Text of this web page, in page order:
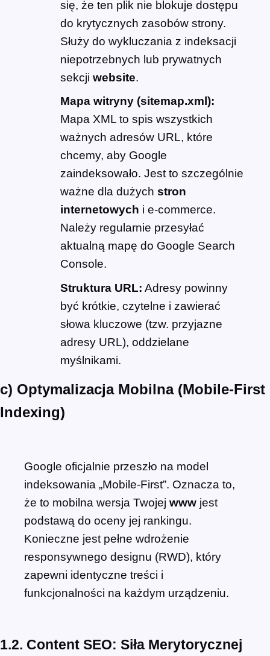
się, że ten plik nie blokuje dostępu
do krytycznych zasobów strony.
Służy do wykluczania z indeksacji
niepotrzebnych lub prywatnych
sekcji website.
Mapa witryny (sitemap.xml):
Mapa XML to spis wszystkich
ważnych adresów URL, które
chcemy, aby Google
zaindeksowało. Jest to szczególnie
ważne dla dużych stron
internetowych i e-commerce.
Należy regularnie przesyłać
aktualną mapę do Google Search
Console.
Struktura URL: Adresy powinny
być krótkie, czytelne i zawierać
słowa kluczowe (tzw. przyjazne
adresy URL), oddzielane
myślnikami.
c) Optymalizacja Mobilna (Mobile-First
Indexing)
Google oficjalnie przeszło na model
indeksowania „Mobile-First”. Oznacza to,
że to mobilna wersja Twojej www jest
podstawą do oceny jej rankingu.
Konieczne jest pełne wdrożenie
responsywnego designu (RWD), który
zapewni identyczne treści i
funkcjonalności na każdym urządzeniu.
1.2. Content SEO: Siła Merytorycznej